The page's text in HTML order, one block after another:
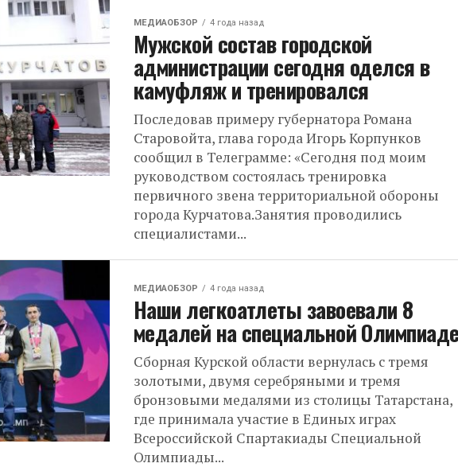
МЕДИАОБЗОР 4 года назад
Мужской состав городской
администрации сегодня оделся в
камуфляж и тренировался
Последовав примеру губернатора Романа
Старовойта, глава города Игорь Корпунков
сообщил в Телеграмме: «Сегодня под моим
руководством состоялась тренировка
первичного звена территориальной обороны
города Курчатова.Занятия проводились
специалистами...
МЕДИАОБЗОР 4 года назад
Наши легкоатлеты завоевали 8
медалей на специальной Олимпиаде
Сборная Курской области вернулась с тремя
золотыми, двумя серебряными и тремя
бронзовыми медалями из столицы Татарстана,
где принимала участие в Единых играх
Всероссийской Спартакиады Специальной
Олимпиады...